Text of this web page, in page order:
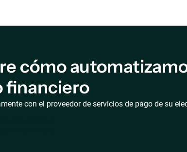
cómo
financiero
con el proveedor de servicios de pago de su